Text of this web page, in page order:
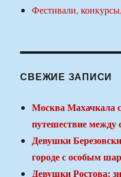
Фестивали,
СВЕЖИЕ ЗАПИСИ
Москва Махачкала
путешествие между
Девушки
городе с особым
Девушки Ростова: